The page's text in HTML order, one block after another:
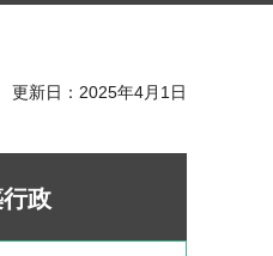
更新日：2025年4月1日
政